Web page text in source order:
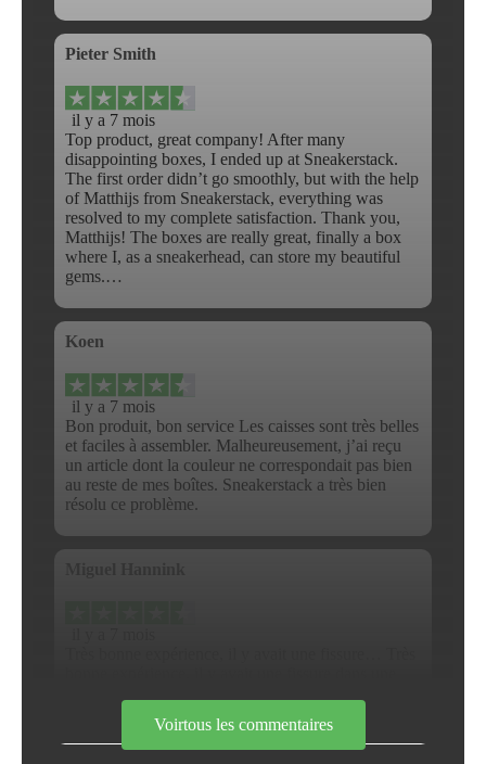
Pieter Smith
il y a 7 mois
Top product, great company! After many
disappointing boxes, I ended up at Sneakerstack.
The first order didn’t go smoothly, but with the help
of Matthijs from Sneakerstack, everything was
resolved to my complete satisfaction. Thank you,
Matthijs! The boxes are really great, finally a box
where I, as a sneakerhead, can store my beautiful
gems.…
Koen
il y a 7 mois
Bon produit, bon service Les caisses sont très belles
et faciles à assembler. Malheureusement, j’ai reçu
un article dont la couleur ne correspondait pas bien
au reste de mes boîtes. Sneakerstack a très bien
résolu ce problème.
Voirtous les commentaires